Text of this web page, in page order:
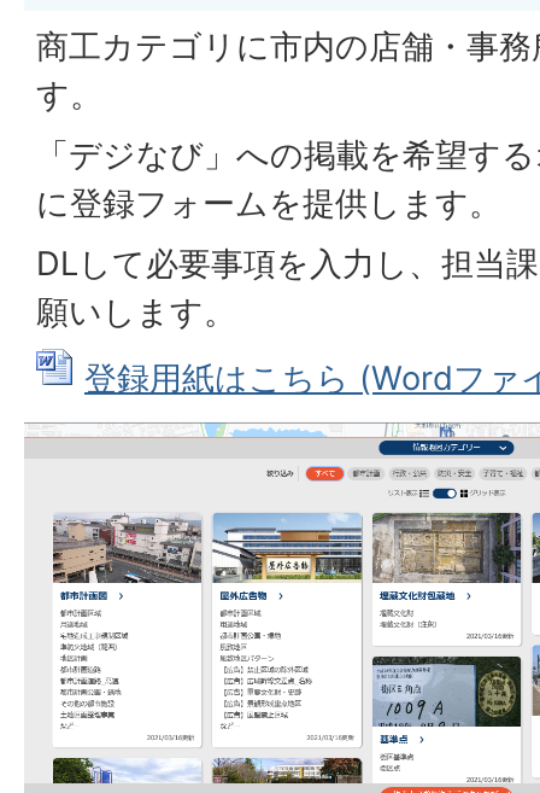
商工カテゴリに市内の店舗・事
す。
「デジなび」への掲載を希望す
に登録フォームを提供します。
DLして必要事項を入力し、担当
願いします。
登録用紙はこちら (Wordファ